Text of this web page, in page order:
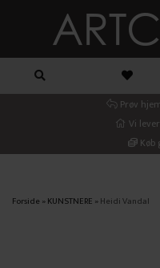
Prøv
Vi
Køb
Forside »KUNSTNERE »Heidi Vandal